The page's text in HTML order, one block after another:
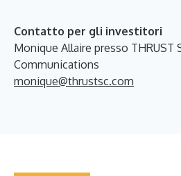
Contatto per gli investitori
Monique Allaire presso THRUST
Communications
monique@thrustsc.com